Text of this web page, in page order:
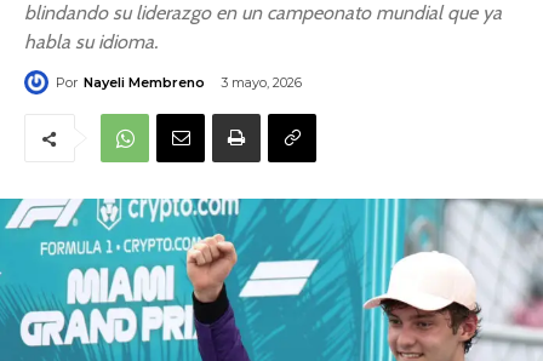
blindando su liderazgo en un campeonato mundial que ya
habla su idioma.
Por Nayeli Membreno 3 mayo, 2026